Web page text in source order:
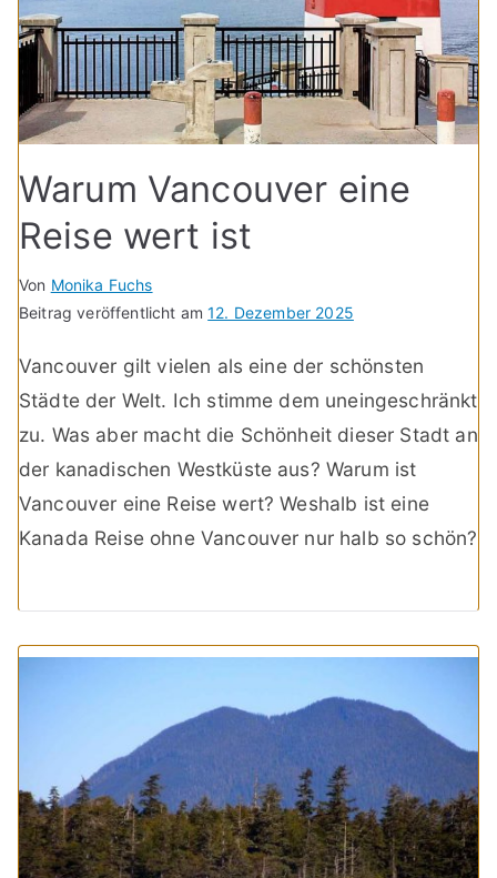
Warum Vancouver eine
Reise wert ist
Von Monika Fuchs
Beitrag veröffentlicht am12. Dezember 2025
Vancouver gilt vielen als eine der schönsten
Städte der Welt. Ich stimme dem uneingeschränkt
zu. Was aber macht die Schönheit dieser Stadt an
der kanadischen Westküste aus? Warum ist
Vancouver eine Reise wert? Weshalb ist eine
Kanada Reise ohne Vancouver nur halb so schön?